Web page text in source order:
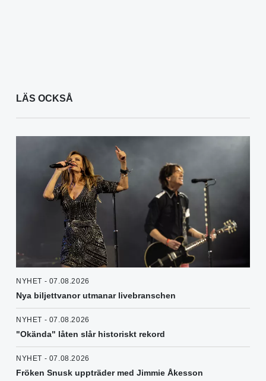
LÄS OCKSÅ
NYHET - 07.08.2026
Nya biljettvanor utmanar livebranschen
NYHET - 07.08.2026
"Okända" låten slår historiskt rekord
NYHET - 07.08.2026
Fröken Snusk uppträder med Jimmie Åkesson